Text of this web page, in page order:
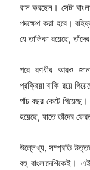
বাস করছেন। সেটা
পদক্ষেপ করা হবে।
যে তালিকা রয়েছে,
পরে রণধীর আরও
প্রক্রিয়া বাকি রয়ে
পাঁচ বছর কেটে
হয়েছে, যাতে তাঁদের
উল্লেখ্য, সম্প্রতি
বহু বাংলাদেশিকেই।